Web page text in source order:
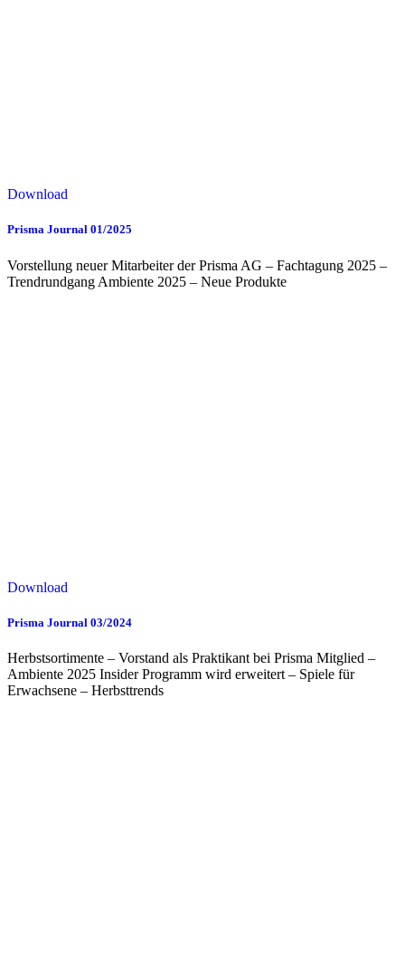
Download
Prisma Journal 01/2025
Vorstellung neuer Mitarbeiter der Prisma AG – Fachtagung 2025 –
Trendrundgang Ambiente 2025 – Neue Produkte
Download
Prisma Journal 03/2024
Herbstsortimente – Vorstand als Praktikant bei Prisma Mitglied –
Ambiente 2025 Insider Programm wird erweitert – Spiele für
Erwachsene – Herbsttrends